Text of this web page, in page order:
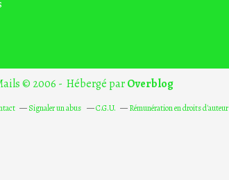
© 2006 - Hébergé parOverblog
Signaler un abus C.G.U. Rémunération en droits d'auteur